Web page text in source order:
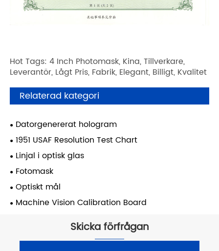
Hot Tags: 4 Inch Photomask, Kina, Tillverkare,
Leverantör, Lågt Pris, Fabrik, Elegant, Billigt, Kvalitet
Relaterad kategori
Datorgenererat hologram
1951 USAF Resolution Test Chart
Linjal i optisk glas
Fotomask
Optiskt mål
Machine Vision Calibration Board
Skicka förfrågan